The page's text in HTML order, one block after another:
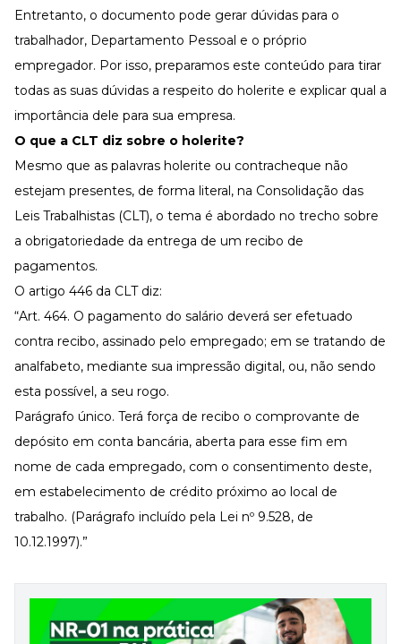
Treinamento de Produto
Desenvolva a sua equipe
Materiais Gratuitos
Materiais Gratuitos
Todos os Materiais Gratuitos
E-book
Aprofunde seu conhecimento
Ferramentas e Templates
Para agilizar o seu trabalho
Infográfico
Conteúdo prático e rápido
Kits
Materiais centralizados
Lives
Newsletters
Entretanto, o documento pode gerar dúvidas para o
trabalhador, Departamento Pessoal e o próprio
empregador. Por isso, preparamos este conteúdo para tirar
todas as suas dúvidas a respeito do holerite e explicar qual a
importância dele para sua empresa.
O que a CLT diz sobre o holerite?
Mesmo que as palavras holerite ou contracheque não
estejam presentes, de forma literal, na Consolidação das
Leis Trabalhistas (CLT), o tema é abordado no trecho sobre
a obrigatoriedade da entrega de um recibo de
pagamentos.
O artigo 446 da CLTdiz:
“Art. 464. O pagamento do salário deverá ser efetuado
contra recibo, assinado pelo empregado; em se tratando de
analfabeto, mediante sua impressão digital, ou, não sendo
esta possível, a seu rogo.
Parágrafo único. Terá força de recibo o comprovante de
depósito em conta bancária, aberta para esse fim em
nome de cada empregado, com o consentimento deste,
em estabelecimento de crédito próximo ao local de
trabalho. (Parágrafo incluído pela Lei nº 9.528, de
10.12.1997).”